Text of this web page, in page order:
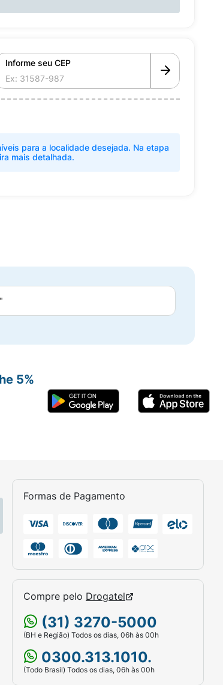
Informe seu CEP
para a localidade desejada. Na etapa
mais detalhada.
Formas de Pagamento
Compre pelo Drogatel
(31) 3270-5000
(BH e Região) Todos os dias, 06h às 00h
0300.313.1010.
(Todo Brasil) Todos os dias, 06h às 00h
5%